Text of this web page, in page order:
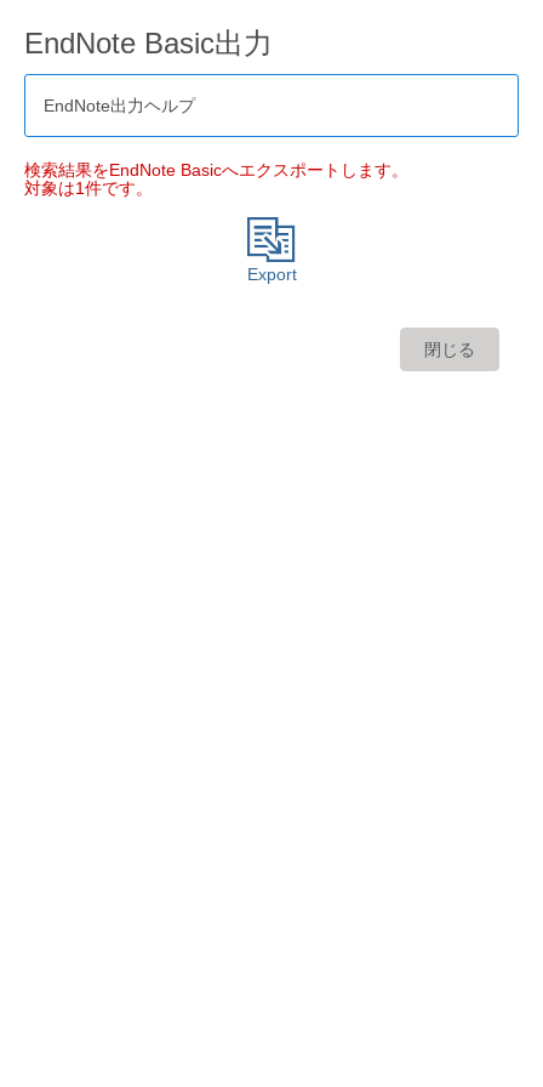
EndNote Basic出力
EndNote出力ヘルプ
検索結果をEndNote Basicへエクスポートします。
対象は1件です。
Export